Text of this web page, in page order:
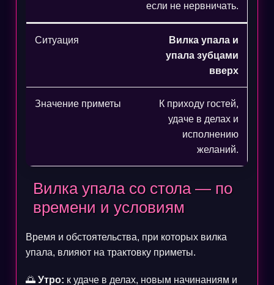
если не нервничать.
Вилка упала и
упала зубцами
вверх
К приходу гостей,
удаче в делах и
исполнению
желаний.
Вилка упала со стола — по
времени и условиям
Время и обстоятельства, при которых вилка
упала, влияют на трактовку приметы.
🌅 Утро: к удаче в делах, новым начинаниям и